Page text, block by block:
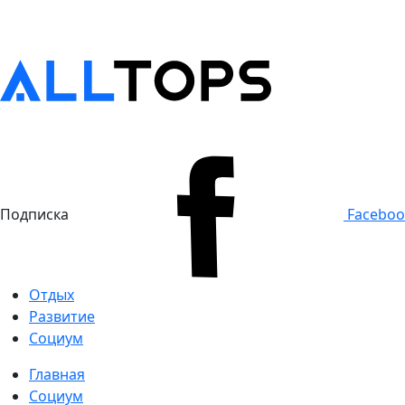
Подписка
Отдых
Развитие
Социум
Главная
Социум